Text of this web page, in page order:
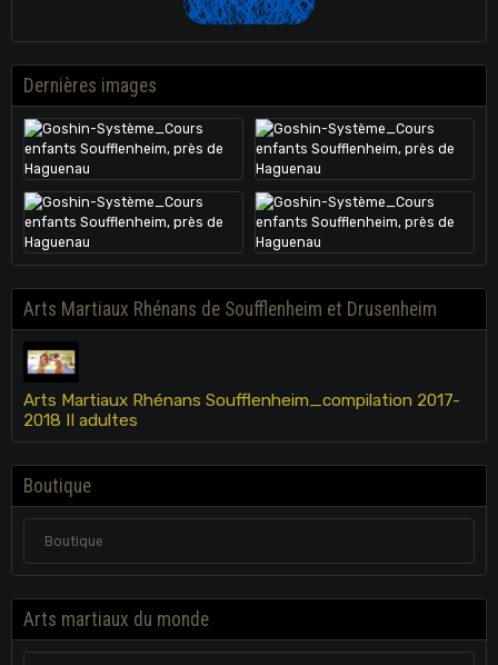
Dernières images
Arts Martiaux Rhénans de Soufflenheim et Drusenheim
Arts Martiaux Rhénans Soufflenheim_compilation 2017-
2018 II adultes
Boutique
Boutique
Arts martiaux du monde